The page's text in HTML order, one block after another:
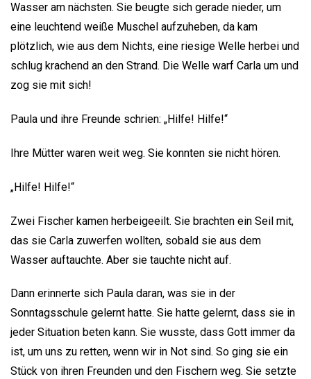
Wasser am nächsten. Sie beugte sich gerade nieder, um
eine leuchtend weiße Muschel aufzuheben, da kam
plötzlich, wie aus dem Nichts, eine riesige Welle herbei und
schlug krachend an den Strand. Die Welle warf Carla um und
zog sie mit sich!
Paula und ihre Freunde schrien: „Hilfe! Hilfe!“
Ihre Mütter waren weit weg. Sie konnten sie nicht hören.
„Hilfe! Hilfe!“
Zwei Fischer kamen herbeigeeilt. Sie brachten ein Seil mit,
das sie Carla zuwerfen wollten, sobald sie aus dem
Wasser auftauchte. Aber sie tauchte nicht auf.
Dann erinnerte sich Paula daran, was sie in der
Sonntagsschule gelernt hatte. Sie hatte gelernt, dass sie in
jeder Situation beten kann. Sie wusste, dass Gott immer da
ist, um uns zu retten, wenn wir in Not sind. So ging sie ein
Stück von ihren Freunden und den Fischern weg. Sie setzte